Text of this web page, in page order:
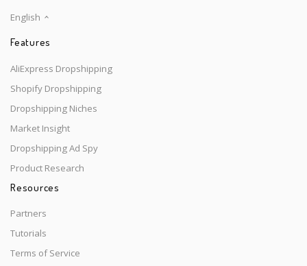
English
Features
AliExpress Dropshipping
Shopify Dropshipping
Dropshipping Niches
Market Insight
Dropshipping Ad Spy
Product Research
Resources
Partners
Tutorials
Terms of Service